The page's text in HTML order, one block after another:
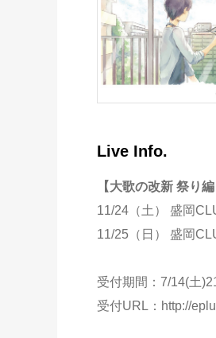
Live Info.
【大歌の改新 祭り
11/24（土） 盛岡
11/25（日） 盛岡
受付期間：7/14(土
受付URL：http://